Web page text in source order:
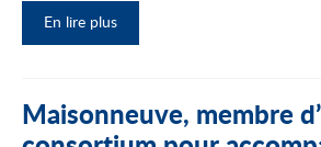
En lire plus
Maisonneuve, membre